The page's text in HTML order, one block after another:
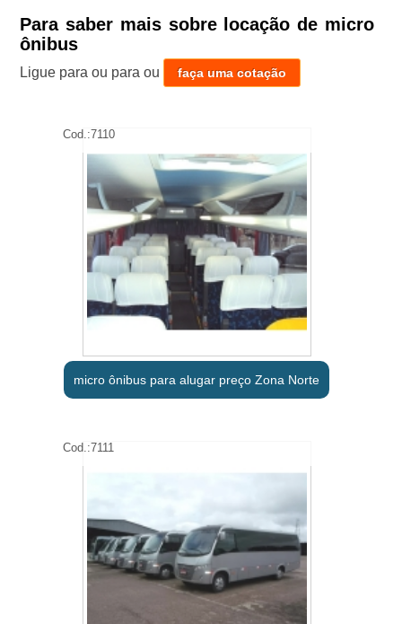
Para saber mais sobre locação de micro
ônibus
Ligue para ou para ou faça uma cotação
Cod.:7110
micro ônibus para alugar preço Zona Norte
Cod.:7111